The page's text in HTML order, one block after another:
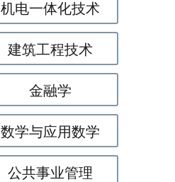
机电一体化技术
建筑工程技术
金融学
数学与应用数学
公共事业管理